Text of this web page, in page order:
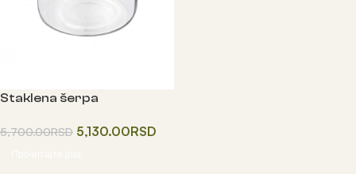
Staklena šerpa
5,700.00RSD 5,130.00RSD